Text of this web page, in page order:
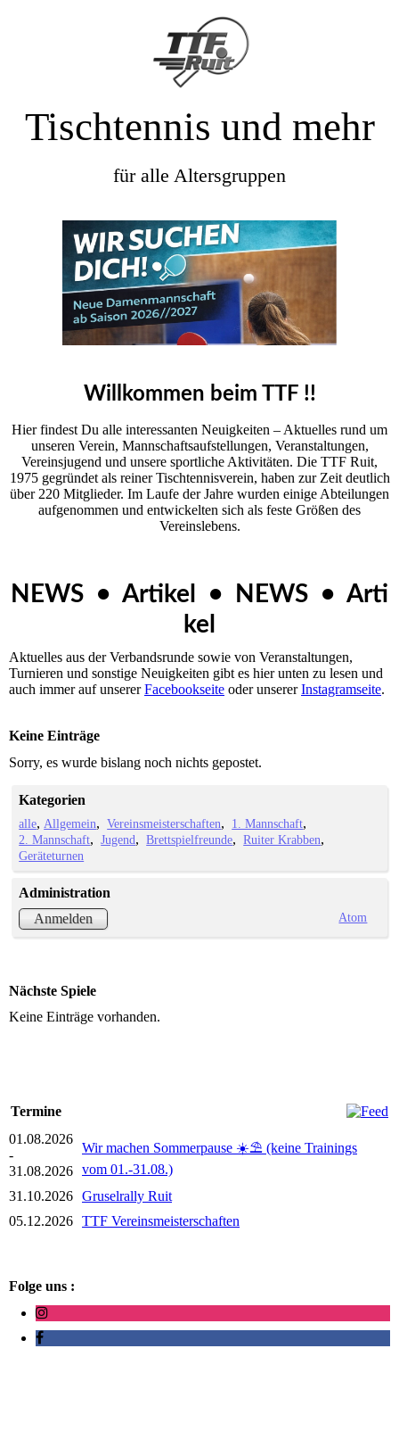
Tischtennis und mehr
für alle Altersgruppen
Willkommen beim TTF !!
Hier findest Du alle interessanten Neuigkeiten – Aktuelles rund um
unseren Ver­ein, Mannschaftsaufstellungen, Veranstaltungen,
Vereinsjugend und unsere sportliche Aktivitäten. Die TTF Ruit,
1975 gegründet als reiner Tischtennisverein, haben zur Zeit deutlich
über 220 Mitglieder. Im Laufe der Jahre wurden einige Abteilungen
aufgenommen und entwickelten sich als feste Größen des
Vereinslebens.
NEWS • Artikel • NEWS • Arti
kel
Aktuelles aus der Verbandsrunde sowie von Veranstaltungen,
Turnieren und sonstige Neuigkeiten gibt es hier unten zu lesen und
auch immer auf unsererFacebookseite oder unsererInstagramseite.
Keine Einträge
Sorry, es wurde bislang noch nichts gepostet.
Kategorien
alle Allgemein Vereinsmeisterschaften
1. Mannschaft
2. Mannschaft
Jugend Brettspielfreunde
Ruiter Krabben
Geräteturnen
Administration
Anmelden
Atom
Nächste Spiele
Keine Einträge vorhanden.
Termine
01.08.2026
-
31.08.2026
Wir machen Sommerpause ☀️⛱️ (keine Trainings
vom 01.-31.08.)
31.10.2026 Gruselrally Ruit
05.12.2026 TTF Vereinsmeisterschaften
Folge uns :